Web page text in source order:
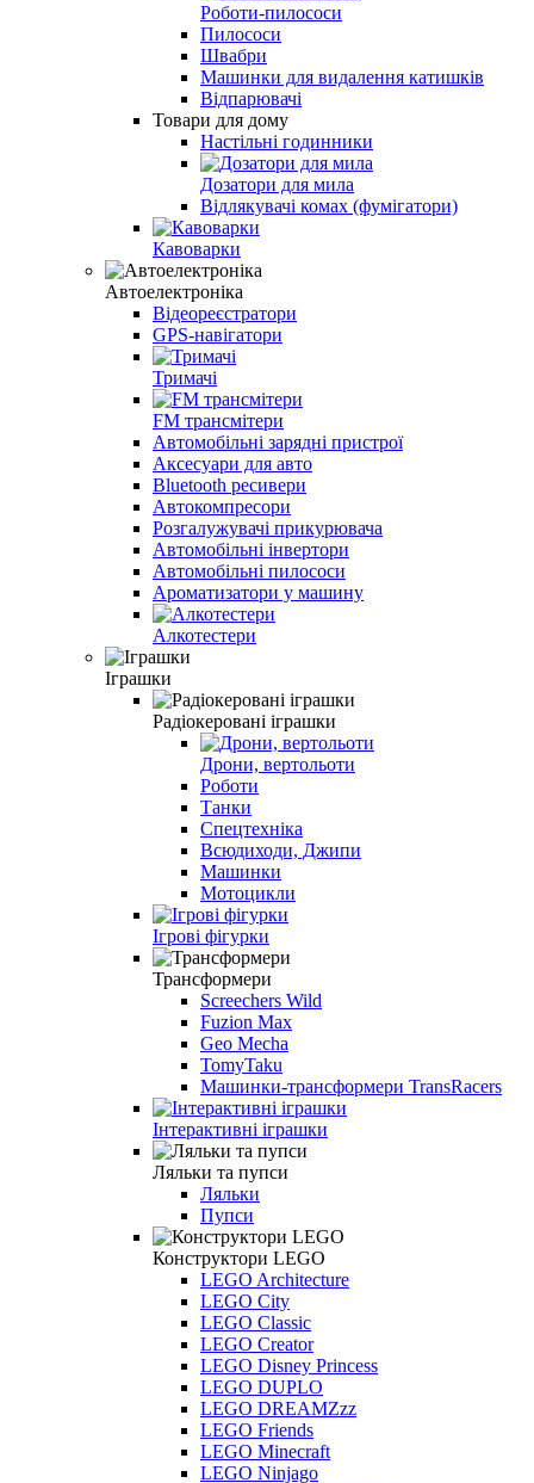
Роботи-пилососи
Пилососи
Швабри
Машинки для видалення катишків
Відпарювачі
Товари для дому
Настільні годинники
Дозатори для мила
Відлякувачі комах (фумігатори)
Кавоварки
Автоелектроніка
Відеореєстратори
GPS-навігатори
Тримачі
FM трансмітери
Автомобільні зарядні пристрої
Аксесуари для авто
Bluetooth ресивери
Автокомпресори
Розгалужувачі прикурювача
Автомобільні інвертори
Автомобільні пилососи
Ароматизатори у машину
Алкотестери
Іграшки
Радіокеровані іграшки
Дрони, вертольоти
Роботи
Танки
Спецтехніка
Всюдиходи, Джипи
Машинки
Мотоцикли
Ігрові фігурки
Трансформери
Screechers Wild
Fuzion Max
Geo Mecha
TomyTaku
Машинки-трансформери TransRacers
Інтерактивні іграшки
Ляльки та пупси
Ляльки
Пупси
Конструктори LEGO
LEGO Architecture
LEGO City
LEGO Classic
LEGO Creator
LEGO Disney Princess
LEGO DUPLO
LEGO DREAMZzz
LEGO Friends
LEGO Minecraft
LEGO Ninjago